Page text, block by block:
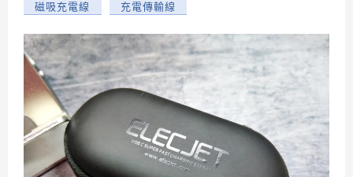
磁吸充電線 充電傳輸線